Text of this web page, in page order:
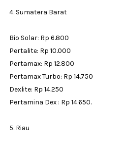
4. Sumatera Barat
Bio Solar: Rp 6.800
Pertalite: Rp 10.000
Pertamax: Rp 12.800
Pertamax Turbo: Rp 14.750
Dexlite: Rp 14.250
Pertamina Dex : Rp 14.650.
5. Riau